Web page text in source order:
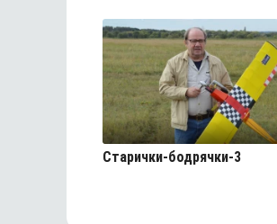
Старички-бодрячки-3